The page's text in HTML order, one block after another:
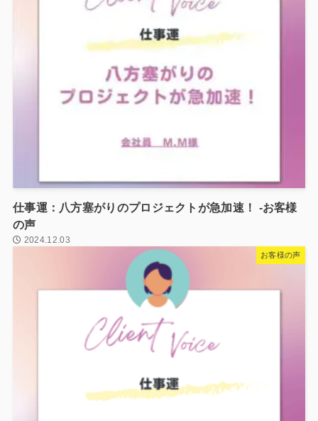
仕事運：八方塞がりのプロジェクトが急加速！ -お客様
の声
2024.12.03
お客様の声